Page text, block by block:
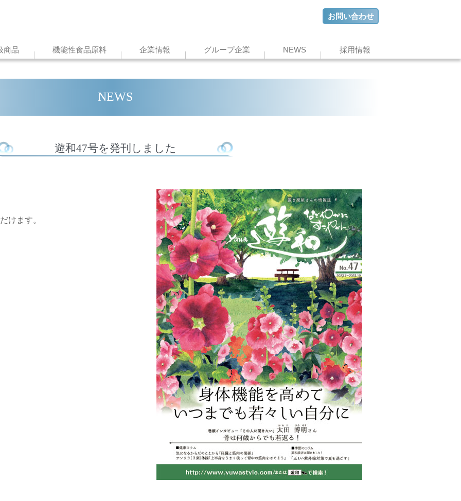
お問い合わせ
商品 機能性食品原料 企業情報 グループ企業 NEWS 採用情報
NEWS
遊和47号を発刊しました
けます。